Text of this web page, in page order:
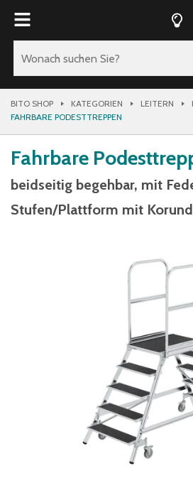
BITO SHOP KATEGORIEN LEITERN
FAHRBARE PODESTTREPPEN
Fahrbare
beidseitig begehbar, mit
Stufen/Plattform mit